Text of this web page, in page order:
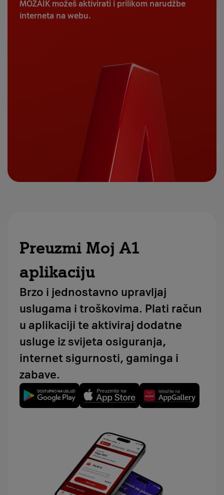
MOZAIK možeš aktivirati i prilikom narudžbe
interneta na webu.
Preuzmi Moj A1
aplikaciju
Brzo i jednostavno upravljaj
uslugama i troškovima. Plati račun
u aplikaciji te aktiviraj dodatne
usluge iz svijeta osiguranja,
internet sigurnosti, gaminga i
zabave.